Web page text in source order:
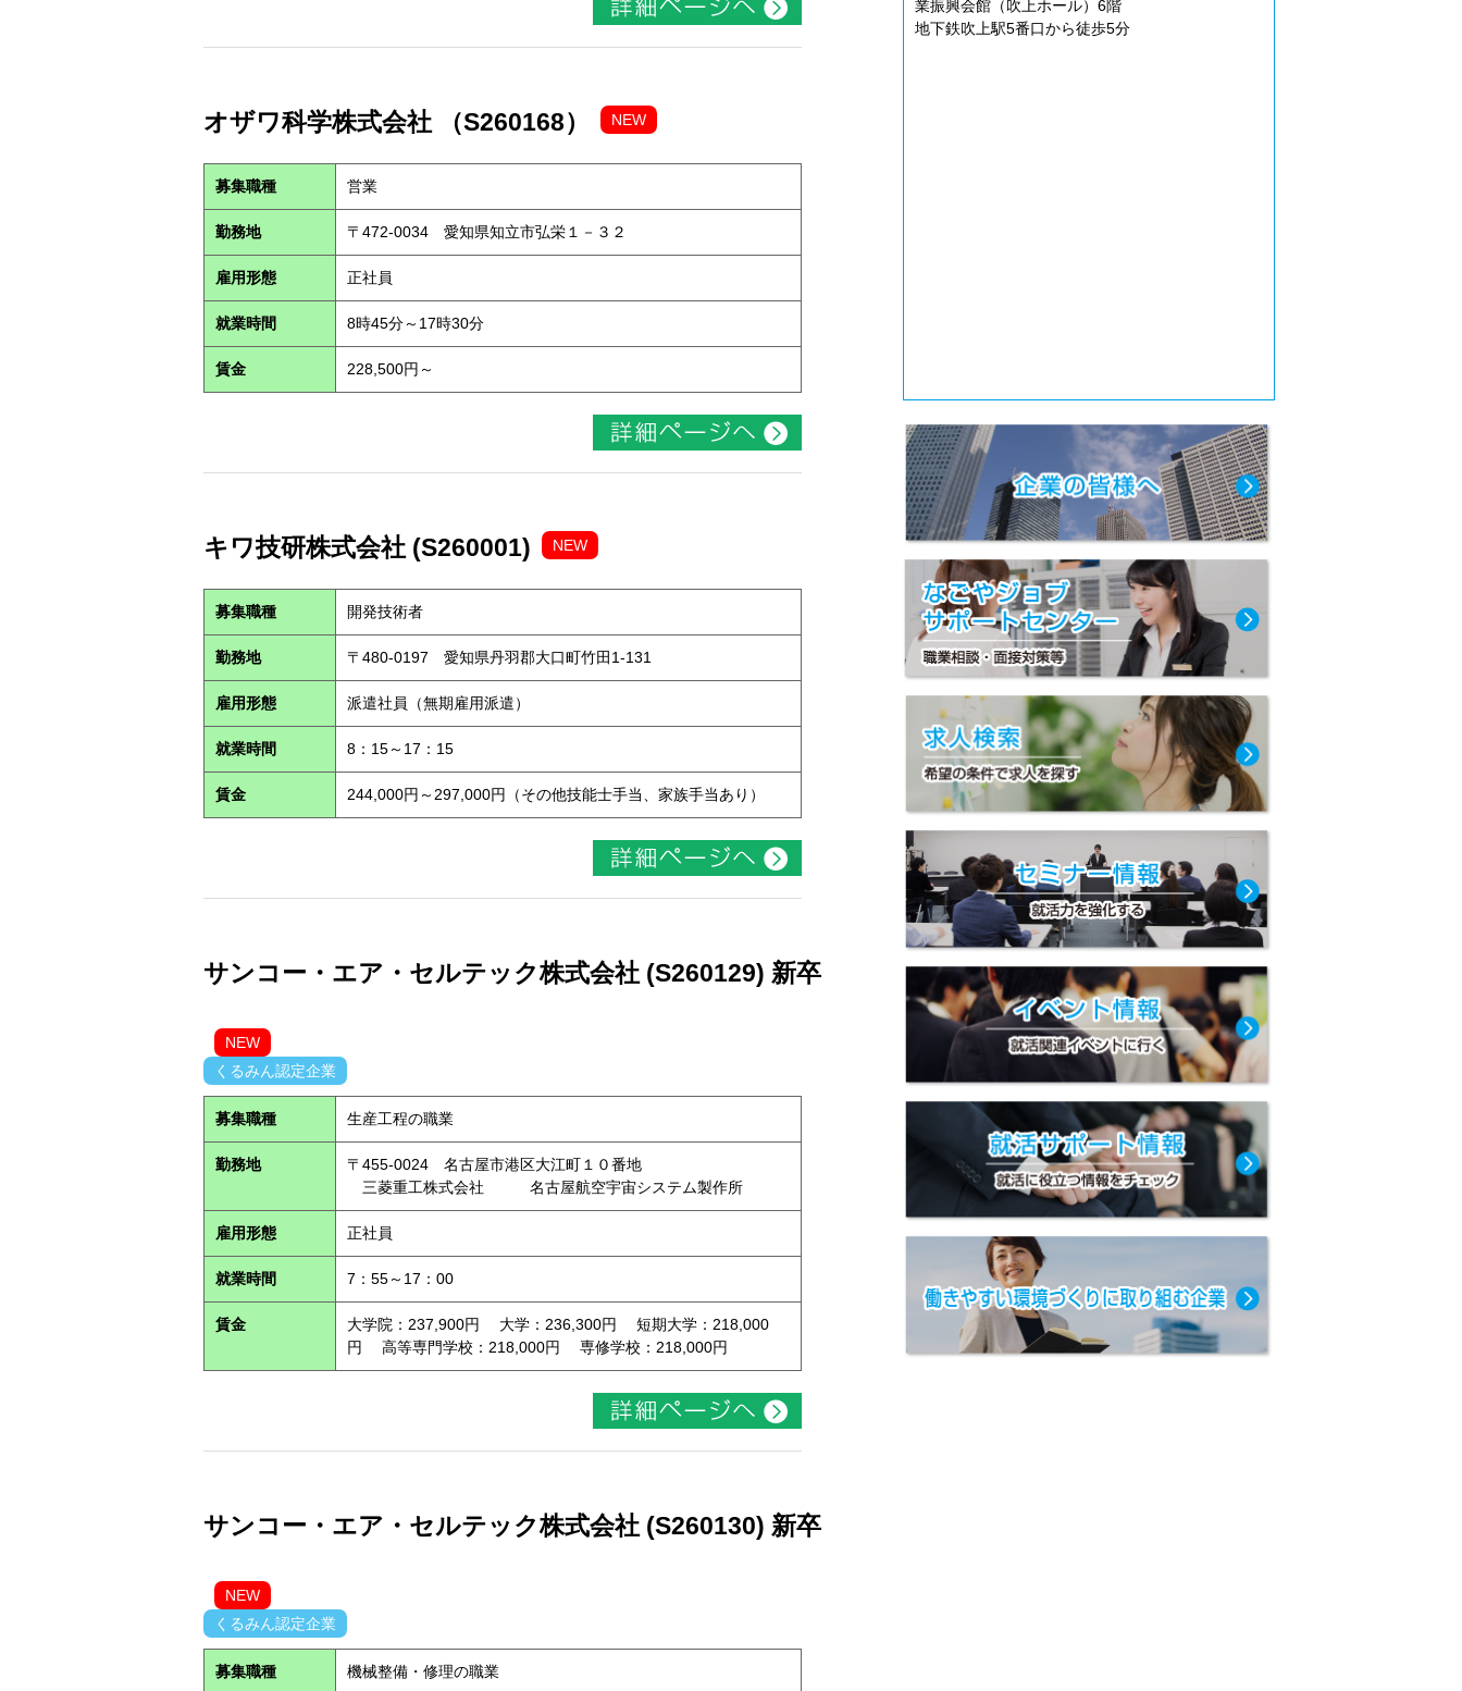
オザワ科学株式会社 （S260168） NEW
募集職種 営業
勤務地 〒472-0034 愛知県知立市弘栄１－３２
雇用形態 正社員
就業時間 8時45分～17時30分
賃金 228,500円～
キワ技研株式会社 (S260001) NEW
募集職種 開発技術者
勤務地 〒480-0197 愛知県丹羽郡大口町竹田1-131
雇用形態 派遣社員（無期雇用派遣）
就業時間 8：15～17：15
賃金 244,000円～297,000円（その他技能士手当、家族手当あり）
サンコー・エア・セルテック株式会社 (S260129) 新卒
NEW
くるみん認定企業
募集職種 生産工程の職業
勤務地
〒455-0024 名古屋市港区大江町１０番地
三菱重工株式会社 名古屋航空宇宙システム製作所
雇用形態 正社員
就業時間 7：55～17：00
賃金
大学院：237,900円 大学：236,300円 短期大学：218,000
円 高等専門学校：218,000円 専修学校：218,000円
サンコー・エア・セルテック株式会社 (S260130) 新卒
NEW
くるみん認定企業
募集職種 機械整備・修理の職業
業振興会館（吹上ホール）6階
地下鉄吹上駅5番口から徒歩5分